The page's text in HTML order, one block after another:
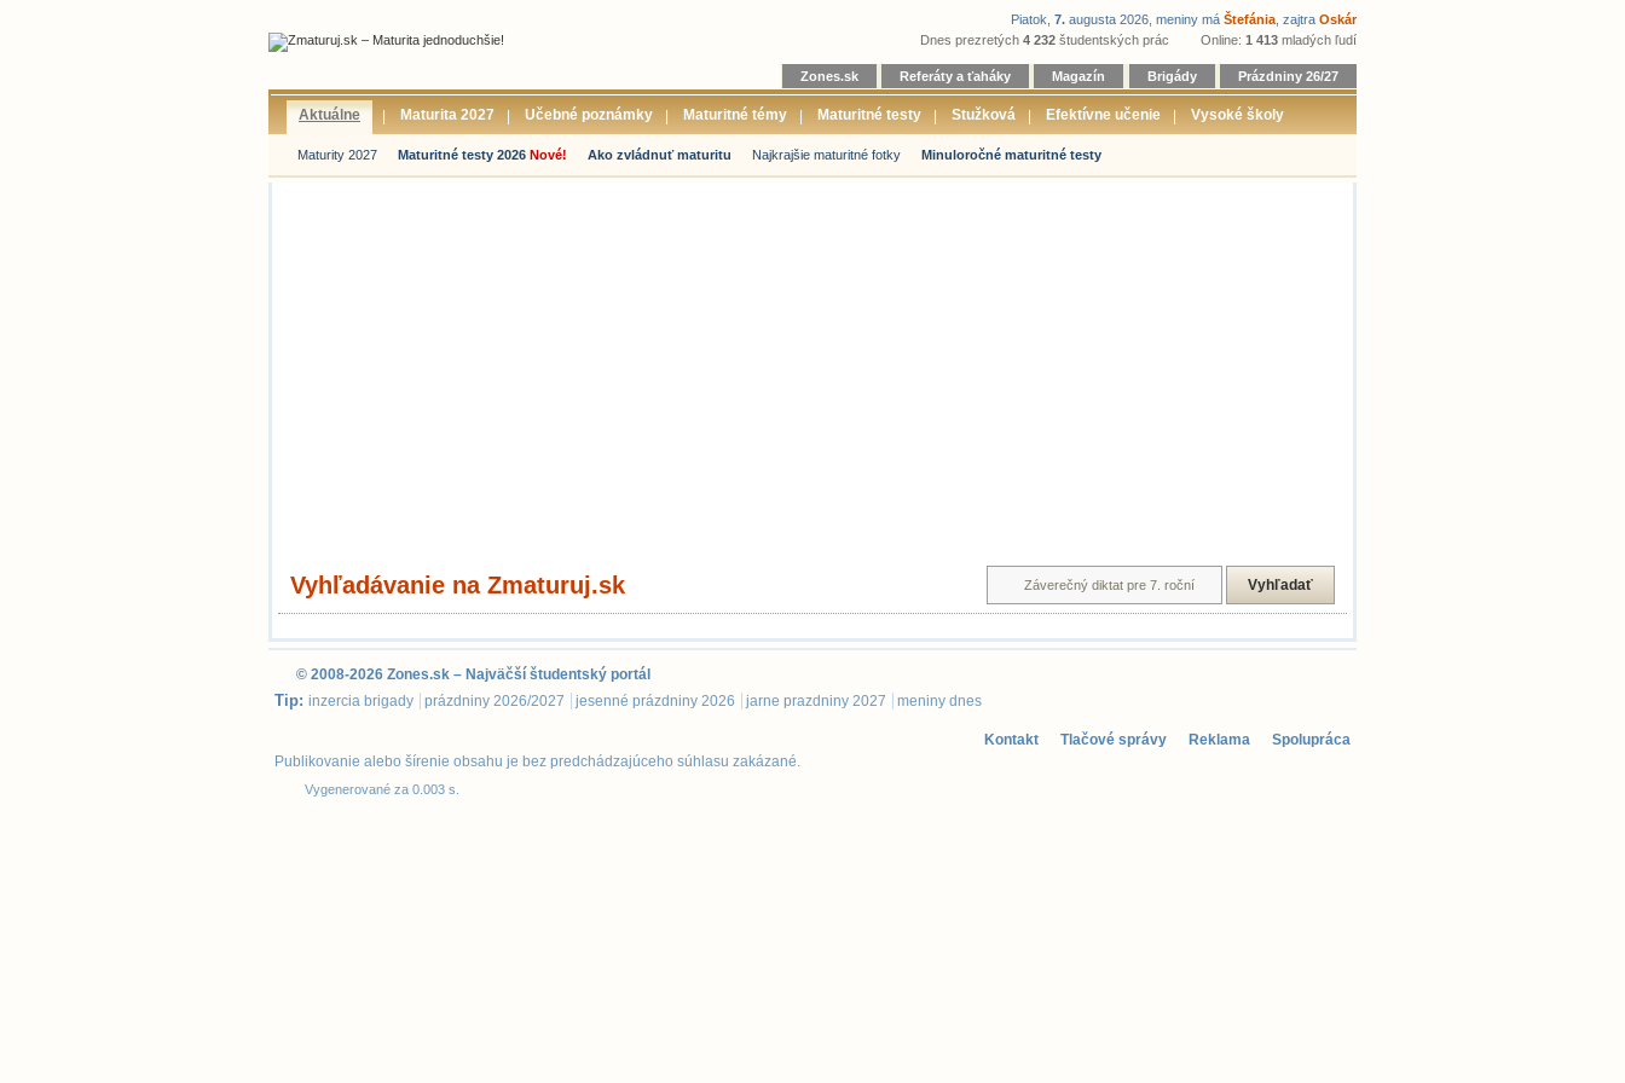
Piatok, 7. augusta 2026, meniny má Štefánia , zajtra Oskár
Dnes prezretých 4 232 študentských prác Online: 1 413 mladých ľudí
Zones.sk Referáty a ťaháky Magazín Brigády Prázdniny 26/27
Aktuálne Maturita 2027 Učebné poznámky Maturitné témy Maturitné testy Stužková Efektívne učenie Vysoké školy
Maturity 2027 Maturitné testy 2026 Nové! Ako zvládnuť maturitu Najkrajšie maturitné fotky Minuloročné maturitné testy
Vyhľadávanie na Zmaturuj.sk
© 2008-2026 Zones.sk – Najväčší študentský portál
Tip: inzercia brigady prázdniny 2026/2027 jesenné prázdniny 2026 jarne prazdniny 2027 meniny dnes
Kontakt Tlačové správy Reklama
Spolupráca
Publikovanie alebo šírenie obsahu je bez predchádzajúceho súhlasu zakázané.
Vygenerované za 0.003 s.